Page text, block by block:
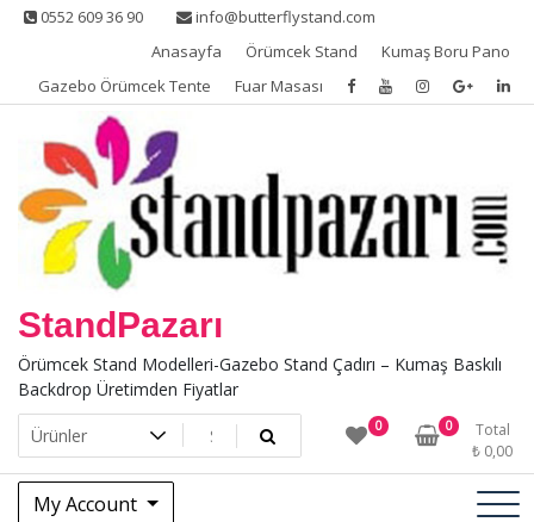
Skip 0552 609 36 90
info@butterflystand.com
Anasayfa
Örümcek Stand
Kumaş Boru Pano
Gazebo Örümcek Tente
Fuar Masası
StandPazarı
Örümcek Stand Modelleri-Gazebo Stand Çadırı – Kumaş Baskılı
Backdrop Üretimden Fiyatlar
0 0
Total
₺ 0,00
My Account